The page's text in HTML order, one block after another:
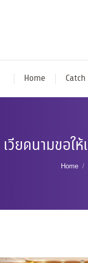
Home
เวียดนามขอใ
You
Home